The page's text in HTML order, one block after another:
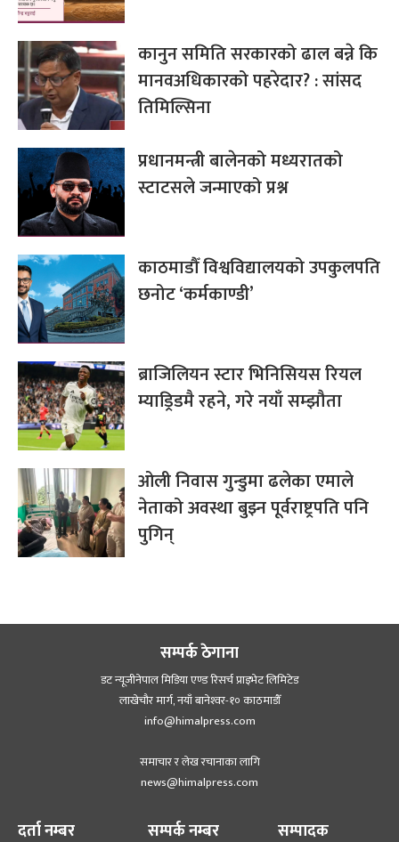
कानुन समिति सरकारको ढाल बन्ने कि
मानवअधिकारको पहरेदार? : सांसद
तिमिल्सिना
प्रधानमन्त्री बालेनको मध्यरातको
स्टाटसले जन्माएको प्रश्न
काठमाडौँ विश्वविद्यालयको उपकुलपति
छनोट ‘कर्मकाण्डी’
ब्राजिलियन स्टार भिनिसियस रियल
म्याड्रिडमै रहने, गरे नयाँ सम्झौता
ओली निवास गुन्डुमा ढलेका एमाले
नेताको अवस्था बुझ्न पूर्वराष्ट्रपति पनि
पुगिन्
सम्पर्क ठेगाना
डट न्यूजीनेपाल मिडिया एण्ड रिसर्च प्राइभेट लिमिटेड
लाखेचौर मार्ग, नयाँ बानेश्‍वर-१० काठमाडौँ
info@himalpress.com
समाचार र लेख रचानाका लागि
news@himalpress.com
दर्ता नम्बर सम्पर्क नम्बर सम्पादक